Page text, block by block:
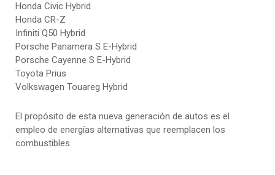
Honda Civic Hybrid
Honda CR-Z
Infiniti Q50 Hybrid
Porsche Panamera S E-Hybrid
Porsche Cayenne S E-Hybrid
Toyota Prius
Volkswagen Touareg Hybrid
El propósito de esta nueva generación de autos es el
empleo de energías alternativas que reemplacen los
combustibles.